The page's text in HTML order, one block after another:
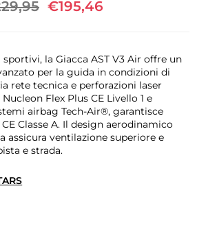
€195,46
la Giacca AST V3 Air offre un
per la guida in condizioni di
rete tecnica e perforazioni laser
Flex Plus CE Livello 1 e
airbag Tech-Air®, garantisce
Classe A. Il design aerodinamico
assicura ventilazione superiore e
e strada.